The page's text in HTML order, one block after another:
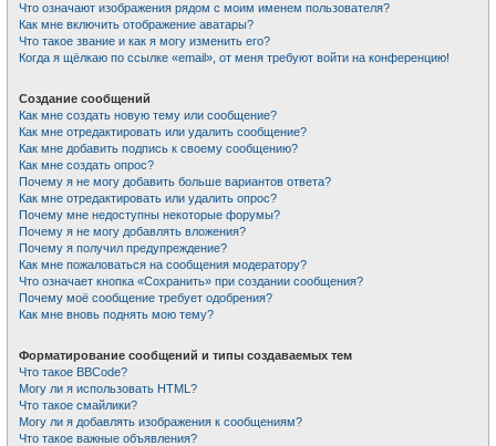
Что означают изображения рядом с моим именем пользователя?
Как мне включить отображение аватары?
Что такое звание и как я могу изменить его?
Когда я щёлкаю по ссылке «email», от меня требуют войти на конференцию!
Создание сообщений
Как мне создать новую тему или сообщение?
Как мне отредактировать или удалить сообщение?
Как мне добавить подпись к своему сообщению?
Как мне создать опрос?
Почему я не могу добавить больше вариантов ответа?
Как мне отредактировать или удалить опрос?
Почему мне недоступны некоторые форумы?
Почему я не могу добавлять вложения?
Почему я получил предупреждение?
Как мне пожаловаться на сообщения модератору?
Что означает кнопка «Сохранить» при создании сообщения?
Почему моё сообщение требует одобрения?
Как мне вновь поднять мою тему?
Форматирование сообщений и типы создаваемых тем
Что такое BBCode?
Могу ли я использовать HTML?
Что такое смайлики?
Могу ли я добавлять изображения к сообщениям?
Что такое важные объявления?